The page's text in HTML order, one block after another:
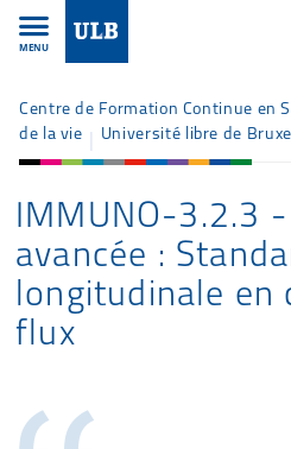
MENU
Centre de Formation Continue en
de la vie
Université libre de
IMMUNO-3.2.3
avancée :
longitudinale en
flux